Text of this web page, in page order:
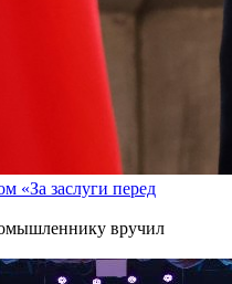
«За заслуги перед
вручил